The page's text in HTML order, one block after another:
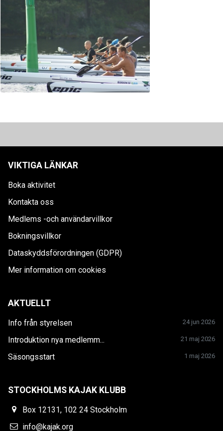
VIKTIGA LÄNKAR
Boka aktivitet
Kontakta oss
Medlems -och användarvillkor
Bokningsvillkor
Dataskyddsförordningen (GDPR)
Mer information om cookies
AKTUELLT
Info från styrelsen 24 jun 2026
Introduktion nya medlemm... 21 maj 2026
Säsongsstart 1 maj 2026
STOCKHOLMS KAJAK KLUBB
Box 12131, 102 24 Stockholm
info@kajak.org